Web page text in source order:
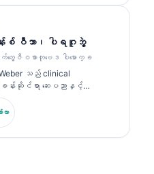
န်းစ် ဝီဘာ၊ ပါရဂူဘွဲ့
တွေ့ဇီဝဓာတုဗေဒ ပါမောက္ခ
Weber သည် clinical
န်းဆိုင်ရာ ဆေးပညာနှင့်
င် အတွေ့အကြုံ 30+ နှစ်ရှိသည်။
Chemistry ၏ ယခင်
ါရှာဖွေရေး panel ခွဲခြမ်းစိတ်ဖြာ
လာ